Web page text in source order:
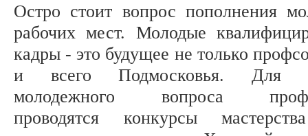
Остро стоит вопрос пополнения
рабочих мест. Молодые
кадры - это будущее не только
и всего Подмосковья. Для
молодежного вопроса
проводятся конкурсы